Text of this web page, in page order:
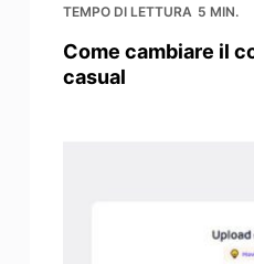
TEMPO DI LETTURA 5 MIN.
Come cambiare il
casual